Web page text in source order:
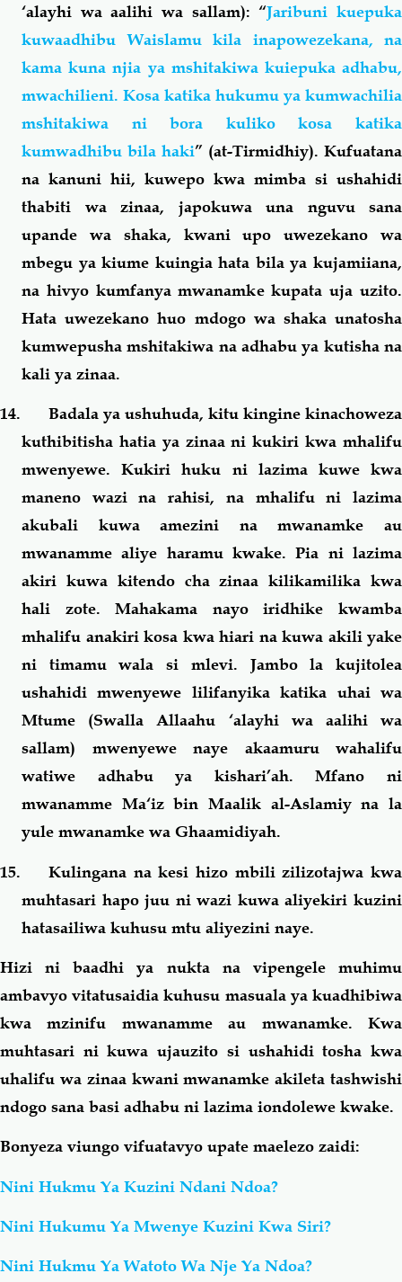
‘alayhi wa aalihi wa sallam): “Jaribuni kuepuka
kuwaadhibu Waislamu kila inapowezekana, na
kama kuna njia ya mshitakiwa kuiepuka adhabu,
mwachilieni. Kosa katika hukumu ya kumwachilia
mshitakiwa ni bora kuliko kosa katika
kumwadhibu bila haki” (at-Tirmidhiy). Kufuatana
na kanuni hii, kuwepo kwa mimba si ushahidi
thabiti wa zinaa, japokuwa una nguvu sana
upande wa shaka, kwani upo uwezekano wa
mbegu ya kiume kuingia hata bila ya kujamiiana,
na hivyo kumfanya mwanamke kupata uja uzito.
Hata uwezekano huo mdogo wa shaka unatosha
kumwepusha mshitakiwa na adhabu ya kutisha na
kali ya zinaa.
14. Badala ya ushuhuda, kitu kingine kinachoweza
kuthibitisha hatia ya zinaa ni kukiri kwa mhalifu
mwenyewe. Kukiri huku ni lazima kuwe kwa
maneno wazi na rahisi, na mhalifu ni lazima
akubali kuwa amezini na mwanamke au
mwanamme aliye haramu kwake. Pia ni lazima
akiri kuwa kitendo cha zinaa kilikamilika kwa
hali zote. Mahakama nayo iridhike kwamba
mhalifu anakiri kosa kwa hiari na kuwa akili yake
ni timamu wala si mlevi. Jambo la kujitolea
ushahidi mwenyewe lilifanyika katika uhai wa
Mtume (Swalla Allaahu ‘alayhi wa aalihi wa
sallam) mwenyewe naye akaamuru wahalifu
watiwe adhabu ya kishari’ah. Mfano ni
mwanamme Ma‘iz bin Maalik al-Aslamiy na la
yule mwanamke wa Ghaamidiyah.
15. Kulingana na kesi hizo mbili zilizotajwa kwa
muhtasari hapo juu ni wazi kuwa aliyekiri kuzini
hatasailiwa kuhusu mtu aliyezini naye.
Hizi ni baadhi ya nukta na vipengele muhimu
ambavyo vitatusaidia kuhusu masuala ya kuadhibiwa
kwa mzinifu mwanamme au mwanamke. Kwa
muhtasari ni kuwa ujauzito si ushahidi tosha kwa
uhalifu wa zinaa kwani mwanamke akileta tashwishi
ndogo sana basi adhabu ni lazima iondolewe kwake.
Bonyeza viungo vifuatavyo upate maelezo zaidi:
Nini Hukmu Ya Kuzini Ndani Ndoa?
Nini Hukumu Ya Mwenye Kuzini Kwa Siri?
Nini Hukmu Ya Watoto Wa Nje Ya Ndoa?